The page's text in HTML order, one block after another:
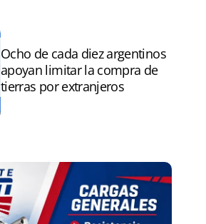
Ocho de cada diez argentinos
apoyan limitar la compra de
tierras por extranjeros